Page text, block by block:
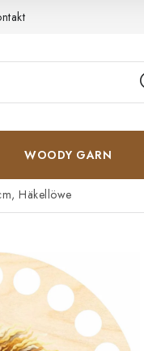
WOODY GARN
Häkellöwe